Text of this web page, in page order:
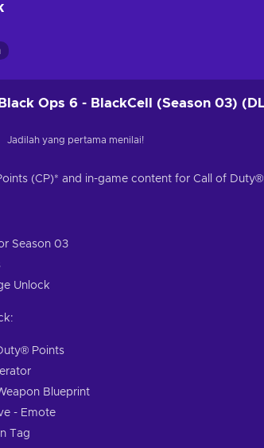
Ops 6 - BlackCell (Season 03)
Jadilah yang pertama menilai!
(CP)* and in-game content for Call of
Season 03
Unlock
Points
Blueprint
- Emote
Tag